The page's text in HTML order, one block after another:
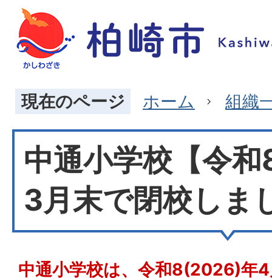
現在のページ ホーム 組織
中通小学校【令
3月末で閉校しま
中通小学校は、令和8(2026)年